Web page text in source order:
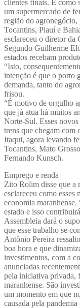
clientes finais. É como
um supermercado de
região do agronegócio,
Tocantins, Piauí e
esclareceu o diretor da
Segundo Guilherme
estados recebam
“Isto,
intenção é que o porto
demanda, tanto do
frisou.
“É motivo de orgulho
que já atua há muitos
Norte-Sul. Esses
trens que chegam com
Itaqui, agora levando
Tocantins, Mato
Fernando Kunsch.
Emprego e renda
Zito Rolim disse que a
esclareceu como
economia maranhense.
estado e isso
Assembleia dará o
que esse trabalho se
Antônio Pereira
boa hora e que
investimentos, com a
anunciadas
pela iniciativa privada,
maranhense. São
um momento em que
causada pela